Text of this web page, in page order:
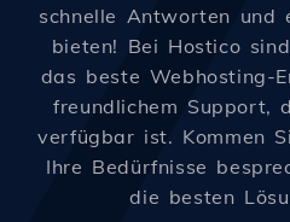
schnelle Antworten und
bieten! Bei Hostico
das beste Webhosting-
freundlichem Support,
verfügbar ist. Kommen
Ihre Bedürfnisse
die besten